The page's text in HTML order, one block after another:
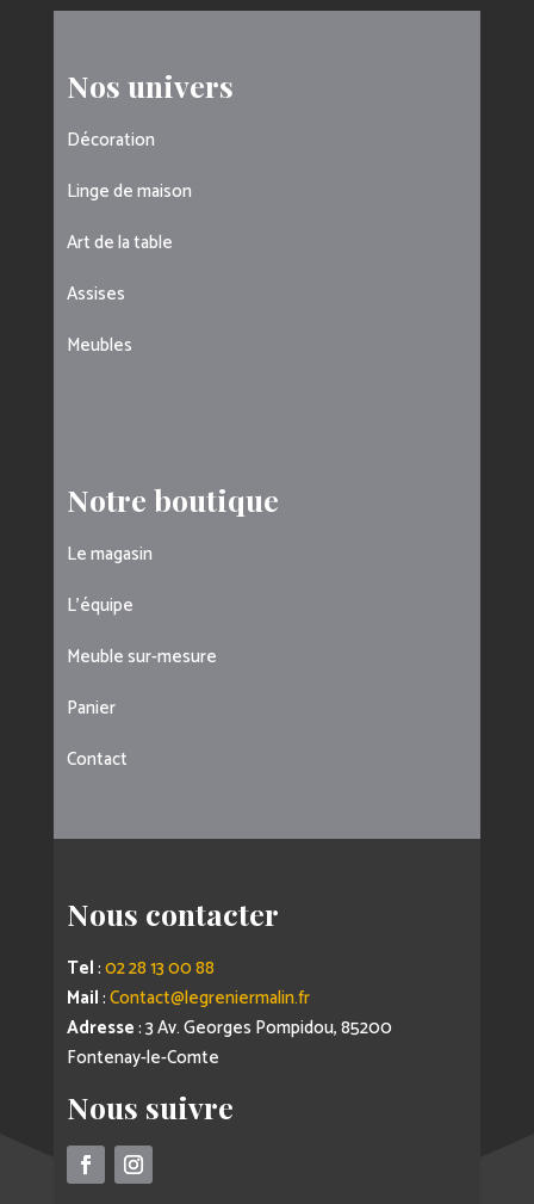
Nos univers
Décoration
Linge de maison
Art de la table
Assises
Meubles
Notre boutique
Le magasin
L’équipe
Meuble sur-mesure
Panier
Contact
Nous contacter
Tel:02 28 13 00 88
Mail:Contact@legreniermalin.fr
Adresse: 3 Av. Georges Pompidou, 85200
Fontenay-le-Comte
Nous suivre